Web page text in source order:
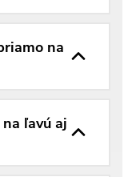
na
ľavú aj